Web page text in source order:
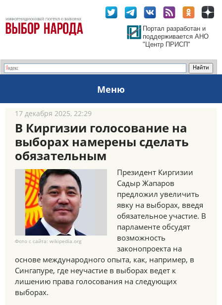
Портал разработан и
поддерживается АНО
"Центр ПРИСП"
Меню
17 декабря 2025, 22:29
В Киргизии голосование на
выборах намерены сделать
обязательным
Фото с сайта: wikipedia.org
Президент Киргизии
Садыр Жапаров
предложил увеличить
явку на выборах, введя
обязательное участие. В
парламенте обсудят
возможность
законопроекта на
основе международного опыта, как, например, в
Сингапуре, где неучастие в выборах ведет к
лишению права голосования на следующих
выборах.